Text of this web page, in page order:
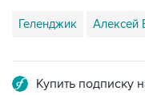
Геленджик Алексей
Купить подписку